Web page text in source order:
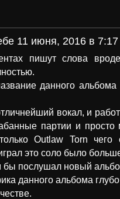
11 июня, 2016 в
пишут слова
данного
вокал, и
партии и просто
Outlaw Torn чего
это соло было
бы послушал новый
данного альбома